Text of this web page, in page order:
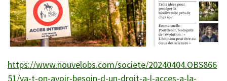
https://www.nouvelobs.com/societe/20240404.OBS866
51/va-t-on-avoir-besoin-d-un-droit-a-l-acces-a-la-